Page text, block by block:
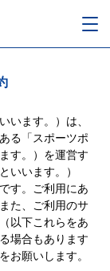
います。）は、
る「スポーツポ
す。）を運営す
いいます。）
す。ご利用にあ
た、ご利用のサ
以下これらをあ
場合もあります
お願いします。